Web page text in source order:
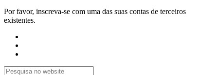
Por favor, inscreva-se com uma das suas contas de terceiros
existentes.